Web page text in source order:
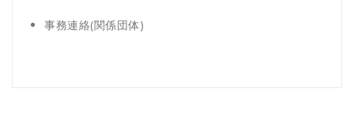
事務連絡(関係団体)